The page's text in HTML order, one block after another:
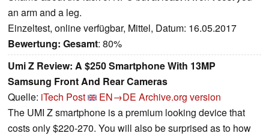
an arm and a leg.
Einzeltest, online verfügbar, Mittel, Datum: 16.05.2017
Bewertung: Gesamt: 80%
Umi Z Review: A $250 Smartphone With 13MP
Samsung Front And Rear Cameras
Quelle: iTech Post EN→DE Archive.org version
The UMI Z smartphone is a premium looking device that
costs only $220-270. You will also be surprised as to how